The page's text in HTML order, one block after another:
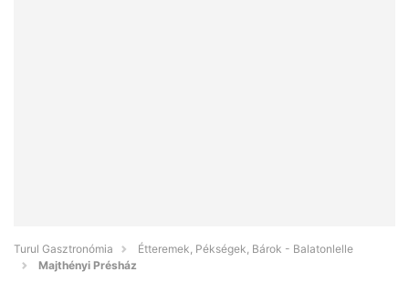
Turul Gasztronómia
Étteremek, Pékségek, Bárok - Balatonlelle
Majthényi Présház